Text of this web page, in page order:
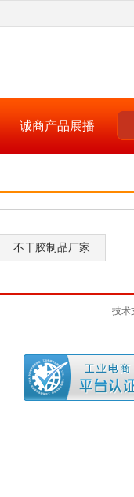
诚商产品展播
不干胶制品厂家
技术